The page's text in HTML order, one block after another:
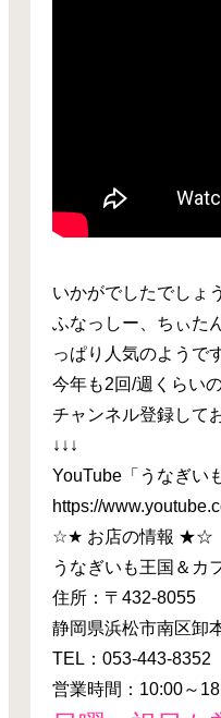
いかがでしたでしょ
ふなっしー、ちぃた
っぱり人気のようで
今年も2回/週くらい
チャンネル登録して
↓↓↓
YouTube「うなぎい
https://
☆★ お店の情報 ★☆
うなぎいも王国＆カ
住所：〒432-8055
静岡県浜松市南区卸
TEL：053-443-8352
営業時間：10:00～